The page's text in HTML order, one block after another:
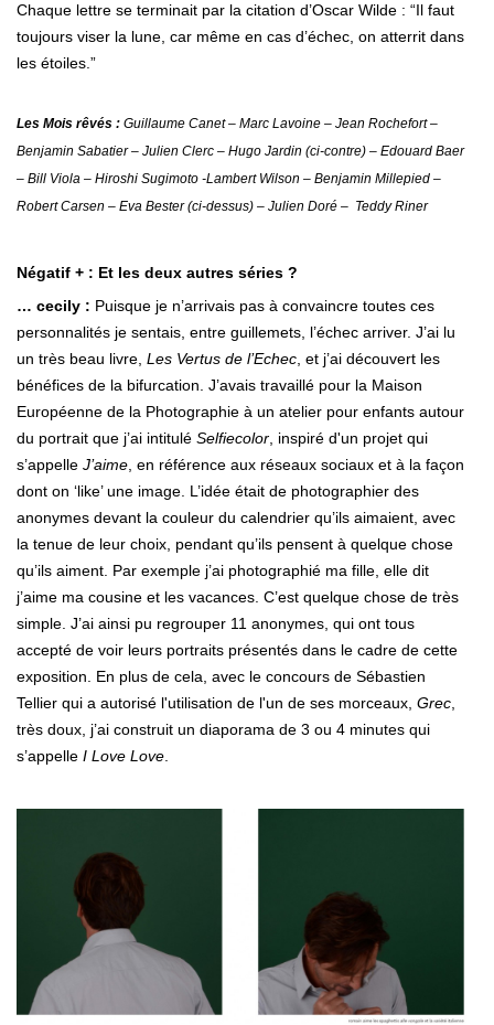
Chaque lettre se terminait par la citation d’Oscar Wilde : “Il faut
toujours viser la lune, car même en cas d’échec, on atterrit dans
les étoiles.”
Les Mois rêvés : Guillaume Canet – Marc Lavoine – Jean Rochefort –
Benjamin Sabatier – Julien Clerc – Hugo Jardin (ci-contre) – Edouard Baer
– Bill Viola – Hiroshi Sugimoto -Lambert Wilson – Benjamin Millepied –
Robert Carsen – Eva Bester (ci-dessus) – Julien Doré – Teddy Riner
Négatif + : Et les deux autres séries ?
… cecily : Puisque je n’arrivais pas à convaincre toutes ces
personnalités je sentais, entre guillemets, l’échec arriver. J’ai lu
un très beau livre, Les Vertus de l’Echec, et j’ai découvert les
bénéfices de la bifurcation. J’avais travaillé pour la Maison
Européenne de la Photographie à un atelier pour enfants autour
du portrait que j’ai intitulé Selfiecolor, inspiré d'un projet qui
s’appelle J’aime, en référence aux réseaux sociaux et à la façon
dont on ‘like’ une image. L’idée était de photographier des
anonymes devant la couleur du calendrier qu’ils aimaient, avec
la tenue de leur choix, pendant qu’ils pensent à quelque chose
qu’ils aiment. Par exemple j’ai photographié ma fille, elle dit
j’aime ma cousine et les vacances. C’est quelque chose de très
simple. J’ai ainsi pu regrouper 11 anonymes, qui ont tous
accepté de voir leurs portraits présentés dans le cadre de cette
exposition. En plus de cela, avec le concours de Sébastien
Tellier qui a autorisé l'utilisation de l'un de ses morceaux, Grec,
très doux, j’ai construit un diaporama de 3 ou 4 minutes qui
s’appelle I Love Love.